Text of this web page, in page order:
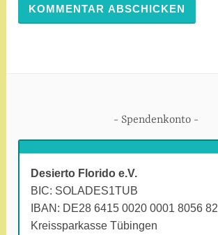
Spendenkonto
Desierto Florido e.V.
BIC: SOLADES1TUB
IBAN: DE28 6415 0020 0001 8056 82
Kreissparkasse Tübingen